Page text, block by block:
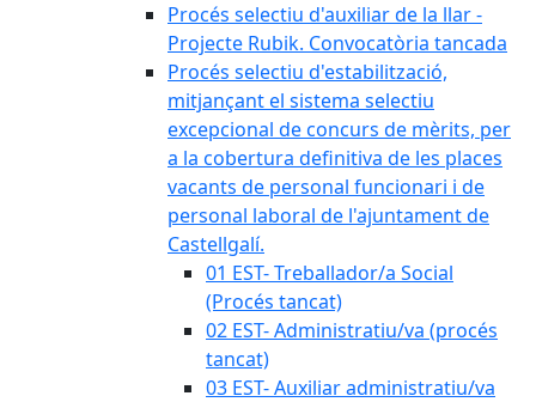
Procés selectiu d'auxiliar de la llar -
Projecte Rubik. Convocatòria tancada
Procés selectiu d'estabilització,
mitjançant el sistema selectiu
excepcional de concurs de mèrits, per
a la cobertura definitiva de les places
vacants de personal funcionari i de
personal laboral de l'ajuntament de
Castellgalí.
01 EST- Treballador/a Social
(Procés tancat)
02 EST- Administratiu/va (procés
tancat)
03 EST- Auxiliar administratiu/va